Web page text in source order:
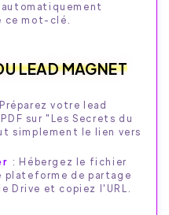
automatiquement
ce mot-clé.
LEAD MAGNET
votre lead
sur "Les Secrets du
simplement le lien vers
: Hébergez le fichier
plateforme de partage
Drive et copiez l'URL.